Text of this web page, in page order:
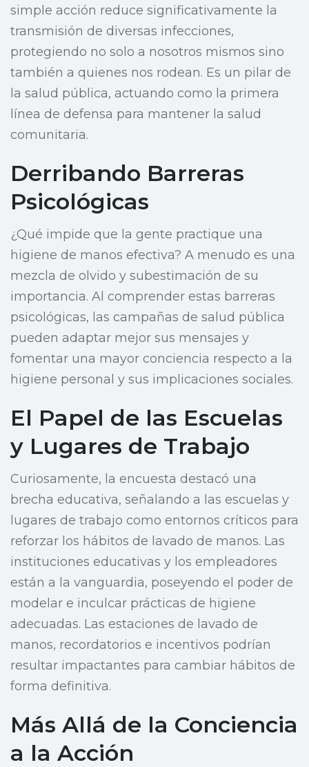
simple acción reduce significativamente la
transmisión de diversas infecciones,
protegiendo no solo a nosotros mismos sino
también a quienes nos rodean. Es un pilar de
la salud pública, actuando como la primera
línea de defensa para mantener la salud
comunitaria.
Derribando Barreras
Psicológicas
¿Qué impide que la gente practique una
higiene de manos efectiva? A menudo es una
mezcla de olvido y subestimación de su
importancia. Al comprender estas barreras
psicológicas, las campañas de salud pública
pueden adaptar mejor sus mensajes y
fomentar una mayor conciencia respecto a la
higiene personal y sus implicaciones sociales.
El Papel de las Escuelas
y Lugares de Trabajo
Curiosamente, la encuesta destacó una
brecha educativa, señalando a las escuelas y
lugares de trabajo como entornos críticos para
reforzar los hábitos de lavado de manos. Las
instituciones educativas y los empleadores
están a la vanguardia, poseyendo el poder de
modelar e inculcar prácticas de higiene
adecuadas. Las estaciones de lavado de
manos, recordatorios e incentivos podrían
resultar impactantes para cambiar hábitos de
forma definitiva.
Más Allá de la Conciencia
a la Acción